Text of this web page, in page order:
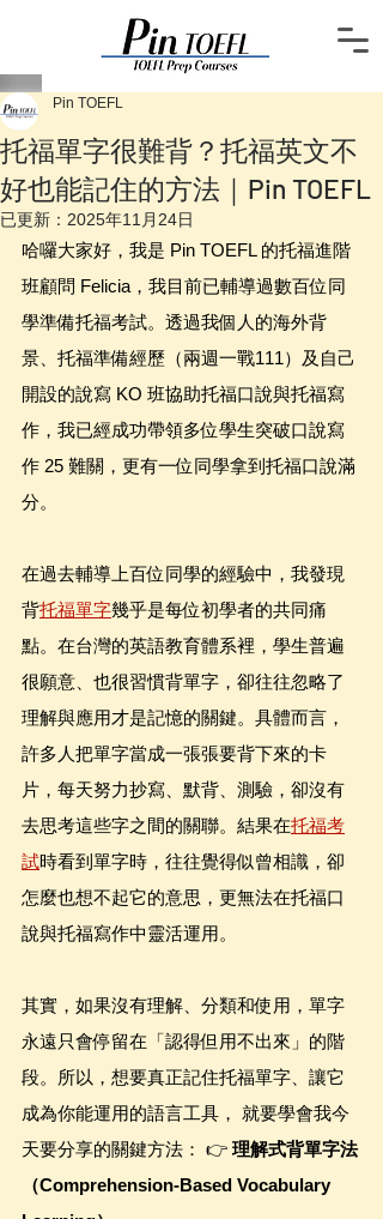
托福單字很難背？托福英文不
好也能記住的方法｜Pin TOEFL
Pin TOEFL
已更新： 2025年11月24日
哈囉大家好，我是 Pin TOEFL 的托福進階
班顧問 Felicia，我目前已輔導過數百位同
學準備托福考試。透過我個人的海外背
景、托福準備經歷（兩週一戰111）及自己
開設的說寫 KO 班協助托福口說與托福寫
作，我已經成功帶領多位學生突破口說寫
作 25 難關，更有一位同學拿到托福口說滿
分。
在過去輔導上百位同學的經驗中，我發現
背托福單字幾乎是每位初學者的共同痛
點。在台灣的英語教育體系裡，學生普遍
很願意、也很習慣背單字，卻往往忽略了
理解與應用才是記憶的關鍵。具體而言，
許多人把單字當成一張張要背下來的卡
片，每天努力抄寫、默背、測驗，卻沒有
去思考這些字之間的關聯。結果在托福考
試時看到單字時，往往覺得似曾相識，卻
怎麼也想不起它的意思，更無法在托福口
說與托福寫作中靈活運用。
其實，如果沒有理解、分類和使用，單字
永遠只會停留在「認得但用不出來」的階
段。所以，想要真正記住托福單字、讓它
成為你能運用的語言工具， 就要學會我今
天要分享的關鍵方法： 👉 理解式背單字法
（Comprehension-Based Vocabulary